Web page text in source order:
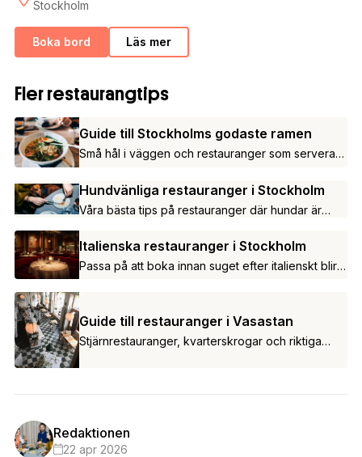
Stockholm
Boka bord Läs mer
Fler restaurangtips
Guide till Stockholms godaste ramen
Små hål i väggen och restauranger som serverar
den oemotståndliga japanska nudelsoppan.
Hundvänliga restauranger i Stockholm
Våra bästa tips på restauranger där hundar är
Italienska restauranger i Stockholm
Passa på att boka innan suget efter italienskt blir
för stort.
Guide till restauranger i Vasastan
Stjärnrestauranger, kvarterskrogar och riktiga
klassiker.
Redaktionen
22 apr 2026